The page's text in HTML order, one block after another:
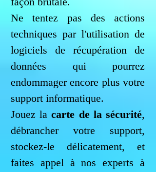
Ne tentez pas des actions
techniques par l'utilisation de
logiciels de récupération de
données qui pourrez
endommager encore plus votre
support informatique.
Jouez lacarte de la sécurité,
débrancher votre support,
stockez-le délicatement, et
faites appel à nos experts à